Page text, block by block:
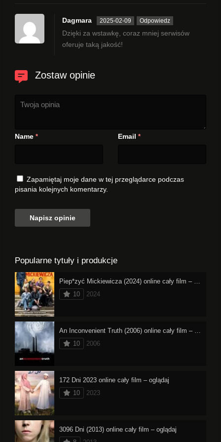
Dagmara 2025-02-09 Odpowiedz
Dzięki za wstawkę, coraz mniej serwisów
oferuje taką jakość!
Zostaw opinie
Name * Email *
Zapamiętaj moje dane w tej przeglądarce podczas
pisania kolejnych komentarzy.
Popularne tytuły i produkcje
Piep*zyć Mickiewicza (2024) online cały film – oglądaj
10
2024
An Inconvenient Truth (2006) online cały film – oglądaj
10
2006
172 Dni 2023 online cały film – oglądaj
10
2023
3096 Dni (2013) online cały film – oglądaj